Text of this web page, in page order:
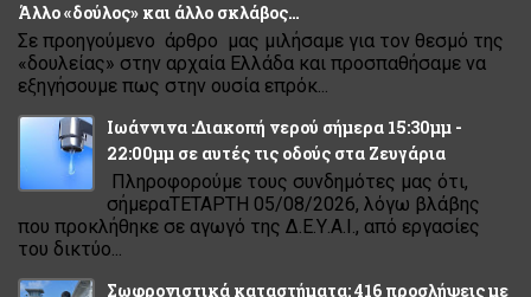
Άλλο «δούλος» και άλλο σκλάβος…
Σε προηγούμενο άρθρο μας μιλήσαμε για τον θεσμό της
«δουλείας» στην αρχαία Ελλάδα και προσπαθήσαμε να
εξηγήσουμε πως στην ουσία επρόκ...
Ιωάννινα :Διακοπή νερού σήμερα 15:30μμ -
22:00μμ σε αυτές τις οδούς στα Ζευγάρια
Πληροφορούμε τους συνδημότες μας ότι,
σήμεραΤΕΤΑΡΤΗ 05/08/2026, λόγω βλάβης
που προκλήθηκε σε αγωγό της Δ.Ε.Υ.Α.Ι., από εργασίες
του δικτύο...
Σωφρονιστικά καταστήματα: 416 προσλήψεις με